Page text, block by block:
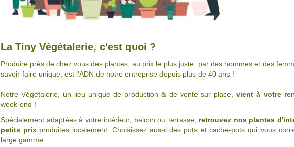
La Tiny Végétalerie, c'est quoi ?
Produire près de chez vous des plantes, au prix le plus juste, par des hommes et des
savoir-faire unique, est l'ADN de notre entreprise depuis plus de 40 ans !
Notre Végétalerie, un lieu unique de production & de vente sur place,vient à votre
week-end !
Spécialement adaptées à votre intérieur, balcon ou terrasse, retrouvez nos plantes
petits prixproduites localement. Choisissez aussi des pots et cache-pots qui vous
large gamme.